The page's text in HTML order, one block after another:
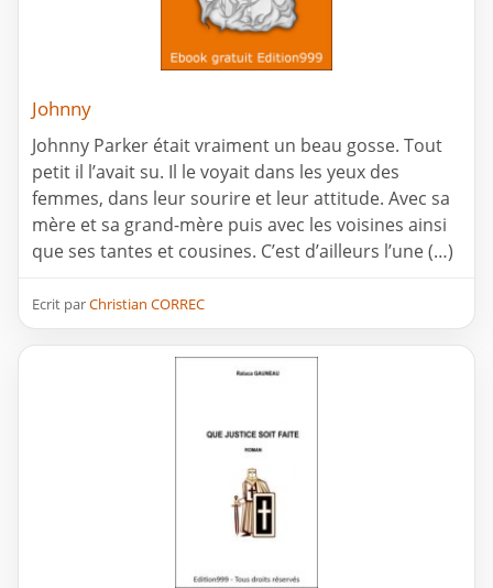
Johnny
Johnny Parker était vraiment un beau gosse. Tout
petit il l’avait su. Il le voyait dans les yeux des
femmes, dans leur sourire et leur attitude. Avec sa
mère et sa grand-mère puis avec les voisines ainsi
que ses tantes et cousines. C’est d’ailleurs l’une (…)
Ecrit parChristian CORREC